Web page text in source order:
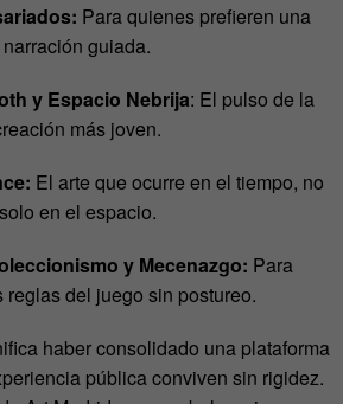
Para quienes prefieren una
narración guiada.
y Espacio Nebrija: El pulso de la
más joven.
El arte que ocurre en el tiempo, no
solo en el espacio.
y Mecenazgo: Para
reglas del juego sin postureo.
haber consolidado una plataforma
pública conviven sin rigidez.